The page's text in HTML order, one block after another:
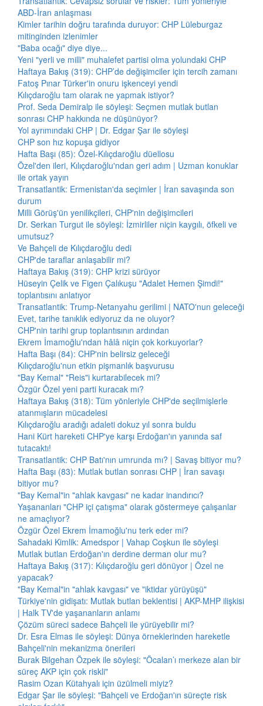
ABD-İran anlaşması
Kimler tarihin doğru tarafında duruyor: CHP Lüleburgaz
mitinginden izlenimler
"Baba ocağı" diye diye...
Yeni "yerli ve milli" muhalefet partisi olma yolundaki CHP
Haftaya Bakış (319): CHP’de değişimciler için tercih zamanı
Fatoş Pınar Türker'in onuru işkenceyi yendi
Kılıçdaroğlu tam olarak ne yapmak istiyor?
Prof. Seda Demiralp ile söyleşi: Seçmen mutlak butlan
sonrası CHP hakkında ne düşünüyor?
Yol ayrımındaki CHP | Dr. Edgar Şar ile söyleşi
CHP son hız kopuşa gidiyor
Hafta Başı (85): Özel-Kılıçdaroğlu düellosu
Özel'den ileri, Kılıçdaroğlu'ndan geri adım | Uzman konuklar
ile ortak yayın
Transatlantik: Ermenistan'da seçimler | İran savaşında son
durum
Milli Görüş'ün yenilikçileri, CHP'nin değişimcileri
Dr. Serkan Turgut ile söyleşi: İzmirliler niçin kaygılı, öfkeli ve
umutsuz?
Ve Bahçeli de Kılıçdaroğlu dedi
CHP'de taraflar anlaşabilir mi?
Haftaya Bakış (319): CHP krizi sürüyor
Hüseyin Çelik ve Figen Çalıkuşu "Adalet Hemen Şimdi!"
toplantısını anlatıyor
Transatlantik: Trump-Netanyahu gerilimi | NATO'nun geleceği
Evet, tarihe tanıklık ediyoruz da ne oluyor?
CHP'nin tarihi grup toplantısının ardından
Ekrem İmamoğlu'ndan hâlâ niçin çok korkuyorlar?
Hafta Başı (84): CHP'nin belirsiz geleceği
Kılıçdaroğlu'nun etkin pişmanlık başvurusu
"Bay Kemal" "Reis"i kurtarabilecek mi?
Özgür Özel yeni parti kuracak mı?
Haftaya Bakış (318): Tüm yönleriyle CHP'de seçilmişlerle
atanmışların mücadelesi
Kılıçdaroğlu aradığı adaleti dokuz yıl sonra buldu
Hani Kürt hareketi CHP'ye karşı Erdoğan'ın yanında saf
tutacaktı!
Transatlantik: CHP Batı'nın umrunda mı? | Savaş bitiyor mu?
Hafta Başı (83): Mutlak butlan sonrası CHP | İran savaşı
bitiyor mu?
"Bay Kemal"in "ahlak kavgası" ne kadar inandırıcı?
Yaşananları "CHP içi çatışma" olarak göstermeye çalışanlar
ne amaçlıyor?
Özgür Özel Ekrem İmamoğlu'nu terk eder mi?
Sahadaki Kimlik: Amedspor | Vahap Coşkun ile söyleşi
Mutlak butlan Erdoğan'ın derdine derman olur mu?
Haftaya Bakış (317): Kılıçdaroğlu geri dönüyor | Özel ne
yapacak?
"Bay Kemal"in "ahlak kavgası" ve "iktidar yürüyüşü"
Türkiye'nin gidişatı: Mutlak butlan beklentisi | AKP-MHP ilişkisi
| Halk TV'de yaşananların anlamı
Çözüm süreci sadece Bahçeli ile yürüyebilir mi?
Dr. Esra Elmas ile söyleşi: Dünya örneklerinden hareketle
Bahçeli'nin mekanizma önerileri
Burak Bilgehan Özpek ile söyleşi: "Öcalan’ı merkeze alan bir
süreç AKP için çok riskli"
Rasim Ozan Kütahyalı için üzülmeli miyiz?
Edgar Şar ile söyleşi: "Bahçeli ve Erdoğan'ın süreçte risk